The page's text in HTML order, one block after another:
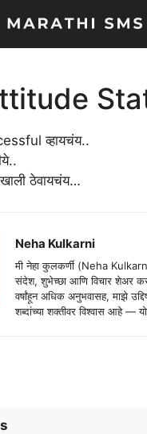
व्हायचंय..
ठेवायचंय…
Neha Kulkarni
मी नेहा कुलकर्णी (Neha
संदेश, शुभेच्छा आणि विचार शेअर
वर्षांहून अधिक अनुभवासह, माझे
शब्दांच्या शक्तीवर विश्वास आहे —